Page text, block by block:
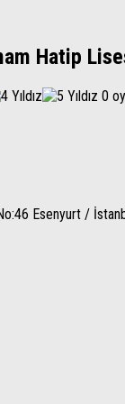
Hatip
0 oy
Esenyurt /